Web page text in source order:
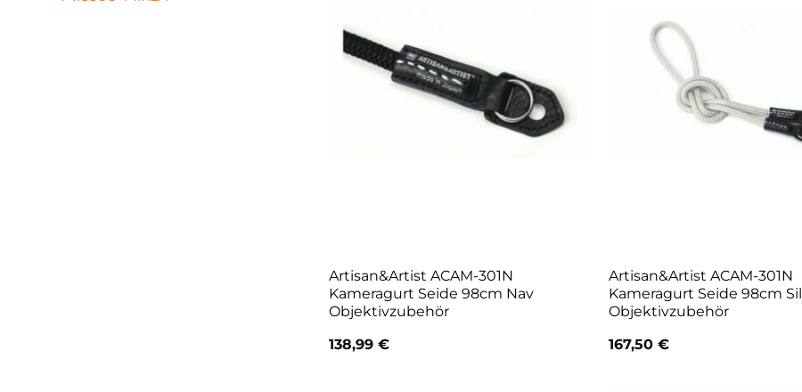
Artisan&Artist ACAM-301N
Kameragurt Seide 98cm Nav
Objektivzubehör
138,99€
Artisan&Artist ACAM-301N
Kameragurt Seide 98cm Sil
Objektivzubehör
167,50€